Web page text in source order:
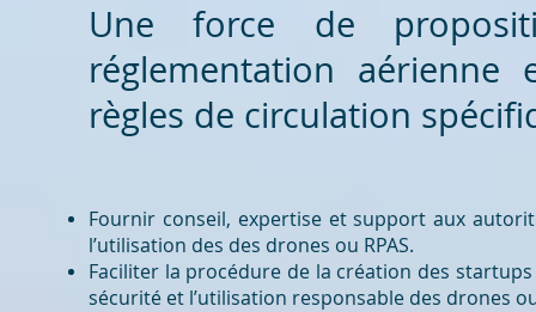
Une force de
réglementation aérienne
règles de circulation
Fournir conseil, expertise et support aux
l’utilisation des des drones ou RPAS.
Faciliter la procédure de la création des
sécurité et l’utilisation responsable des drones ou